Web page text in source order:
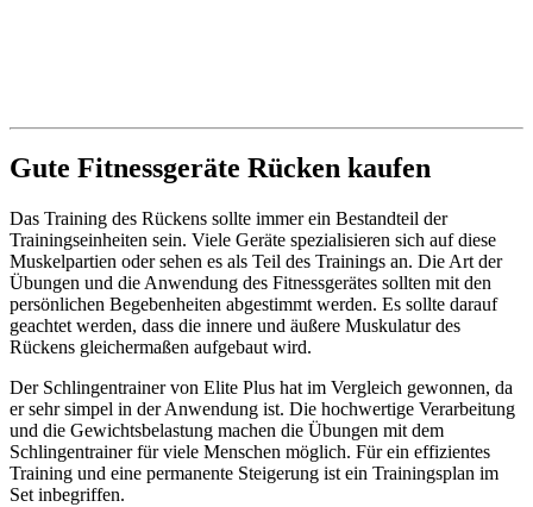
Gute Fitnessgeräte Rücken kaufen
Das Training des Rückens sollte immer ein Bestandteil der
Trainingseinheiten sein. Viele Geräte spezialisieren sich auf diese
Muskelpartien oder sehen es als Teil des Trainings an. Die Art der
Übungen und die Anwendung des Fitnessgerätes sollten mit den
persönlichen Begebenheiten abgestimmt werden. Es sollte darauf
geachtet werden, dass die innere und äußere Muskulatur des
Rückens gleichermaßen aufgebaut wird.
Der Schlingentrainer von Elite Plus hat im Vergleich gewonnen, da
er sehr simpel in der Anwendung ist. Die hochwertige Verarbeitung
und die Gewichtsbelastung machen die Übungen mit dem
Schlingentrainer für viele Menschen möglich. Für ein effizientes
Training und eine permanente Steigerung ist ein Trainingsplan im
Set inbegriffen.